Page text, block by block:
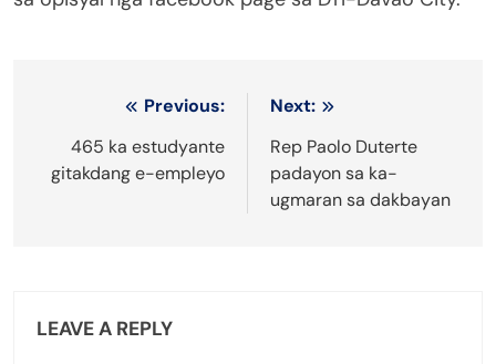
navigation
Previous:
465 ka estudyante
gitakdang e-empleyo
Next:
Rep Paolo Duterte
padayon sa ka-
ugmaran sa dakbayan
LEAVE A REPLY